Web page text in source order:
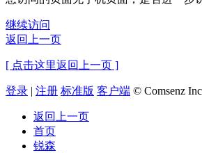
继续访问
返回上一页
[ 点击这里返回上一页 ]
登录 | 注册 标准版 客户端 © Comsenz
返回上一页
首页
锐森